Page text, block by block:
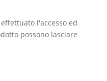
l'accesso ed
possono lasciare